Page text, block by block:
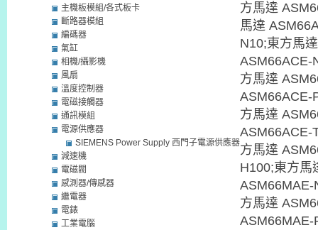
方馬達
馬達
N10;東方馬
ASM66ACE-
方馬達
ASM66ACE-
方馬達
ASM66ACE-
方馬達
H100;東方馬
ASM66MAE-
方馬達
ASM66MAE-
主機板模組/各式板卡
斷路器模組
編碼器
氣缸
相機/攝影機
風扇
溫度控制器
電磁接觸器
通訊模組
電源供應器
SIEMENS Power Supply 西門子電源供應器
減速機
電磁閥
感測器/傳感器
繼電器
電錶
工業電腦